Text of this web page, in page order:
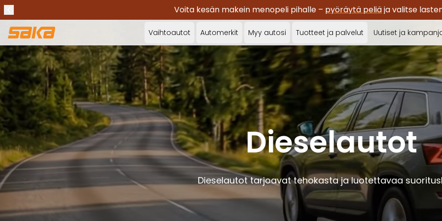
Voita kesän makein menopeli pihalle – pyöräytä peliäja valitse
Lopeta ilmoitukset
✕
Vaihtoautot Automerkit Myy autosi Tuotteet ja palvelut Uutiset ja
Dieselautot
Dieselautot tarjoavat tehokasta ja luotettavaa